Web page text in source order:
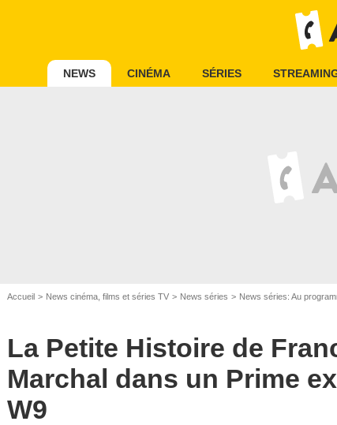
NEWS CINÉMA SÉRIES
Accueil News cinéma, films et séries TV News séries News séries: Au
La Petite Histoire de
Marchal dans un Prime
W9